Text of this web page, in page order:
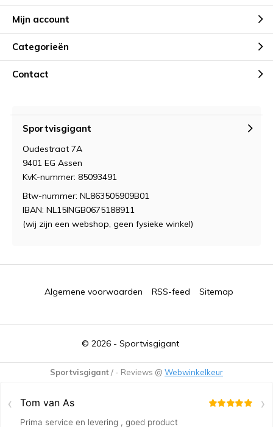
Mijn account
Categorieën
Contact
Sportvisgigant
Oudestraat 7A
9401 EG Assen
KvK-nummer: 85093491
Btw-nummer: NL863505909B01
IBAN: NL15INGB0675188911
(wij zijn een webshop, geen fysieke winkel)
© 2026 - Sportvisgigant
Algemene voorwaarden RSS-feed Sitemap
Sportvisgigant/ - Reviews @ Webwinkelkeur